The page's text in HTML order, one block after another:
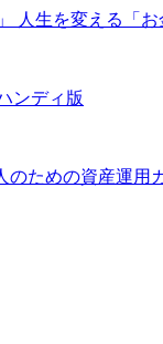
人生を変える「お
ンディ版
のための資産運用